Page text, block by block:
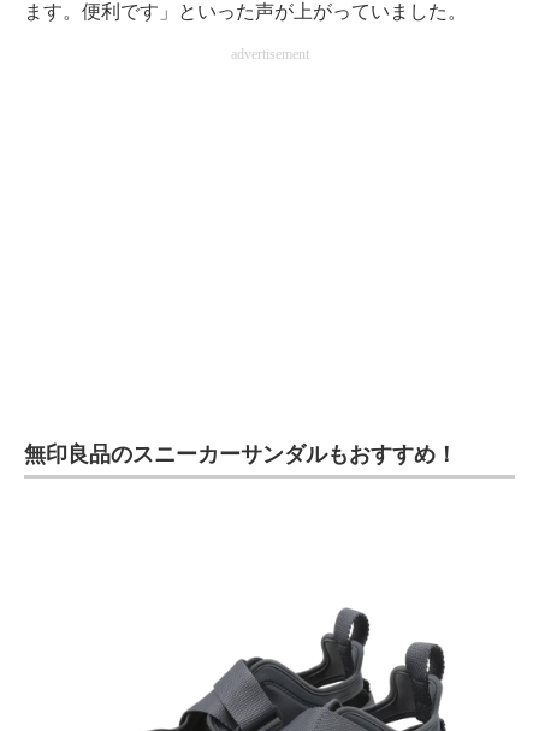
ます。便利です」といった声が上がっていました。
advertisement
無印良品のスニーカーサンダルもおすすめ！